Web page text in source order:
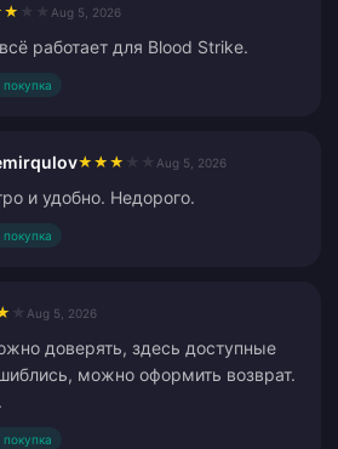
★ Aug 5, 2026
работает для Blood Strike.
★ ★ ★ Aug 5, 2026
и удобно. Недорого.
Aug 5, 2026
доверять, здесь доступные
можно оформить возврат.